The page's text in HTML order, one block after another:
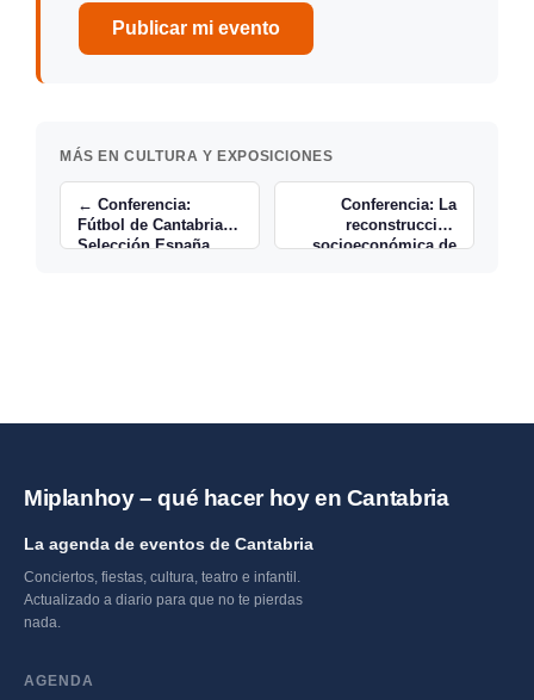
Publicar mi evento
MÁS EN CULTURA Y EXPOSICIONES
← Conferencia:
Fútbol de Cantabria y
Selección España
Conferencia: La
reconstrucción
socioeconómica de
Miplanhoy – qué hacer hoy en Cantabria
La agenda de eventos de Cantabria
Conciertos, fiestas, cultura, teatro e infantil.
Actualizado a diario para que no te pierdas
nada.
AGENDA